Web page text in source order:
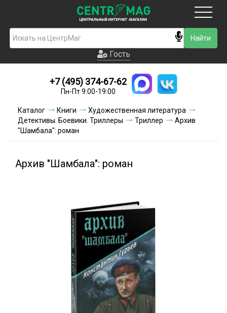
Гость
Новинки
Условия доставки
Гость
+7 (495) 374-67-62
Пн-Пт 9:00-19:00
Каталог Книги
Художественная литература
Детективы. Боевики. Триллеры
Триллер
Архив
"Шамбала": роман
Архив "Шамбала": роман